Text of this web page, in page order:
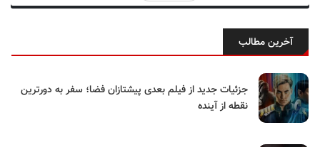
آخرین مطالب
جزئیات جدید از فیلم بعدی پیشتازان فضا؛ سفر به دورترین
نقطه از آینده